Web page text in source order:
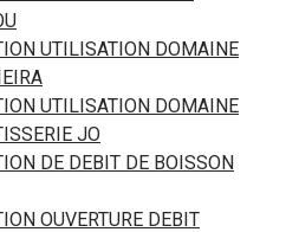
UTILISATION DOMAINE
UTILISATION DOMAINE
JO
DE DEBIT DE BOISSON
OUVERTURE DEBIT